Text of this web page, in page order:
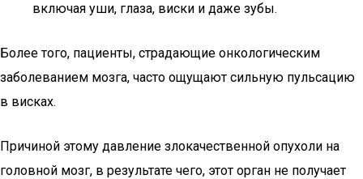
включая уши, глаза, виски и даже зубы.
Более того, пациенты, страдающие онкологическим
заболеванием мозга, часто ощущают сильную пульсацию
в висках.
Причиной этому давление злокачественной опухоли на
головной мозг, в результате чего, этот орган не получает